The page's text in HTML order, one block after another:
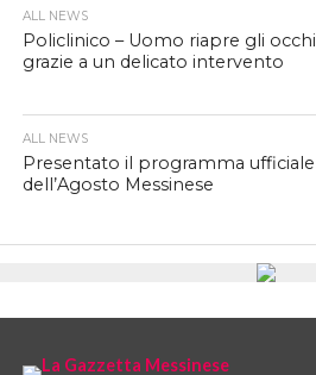
ALL NEWS
Policlinico – Uomo riapre gli occhi
grazie a un delicato intervento
ALL NEWS
Presentato il programma ufficiale
dell’Agosto Messinese